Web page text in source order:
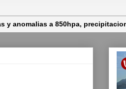
y anomalias a 850hpa,